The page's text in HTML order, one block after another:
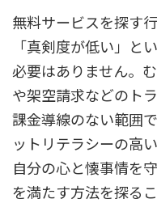
無料サービスを探す
「真剣度が低い」と
必要はありません。
や架空請求などのト
課金導線のない範囲
ットリテラシーの高
自分の心と懐事情を
を満たす方法を探る